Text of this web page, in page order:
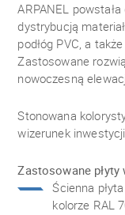
ARPANEL
dystrybucją
podłóg PVC, a
Zastosowane
nowoczesną
Stonowana
wizerunek
Zastosowane płyty
Ścienna
kolorze RAL